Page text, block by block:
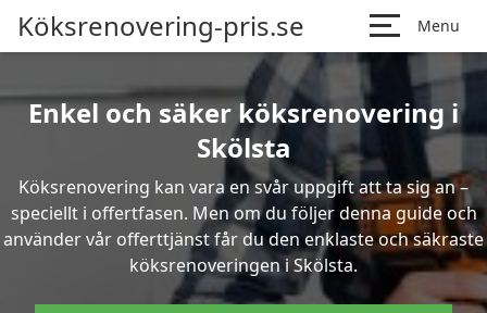
Köksrenovering-pris.se Menu
Enkel och säker köksrenovering i
Skölsta
Köksrenovering kan vara en svår uppgift att ta sig an –
speciellt i offertfasen. Men om du följer denna guide och
använder vår offerttjänst får du den enklaste och säkraste
köksrenoveringen i Skölsta.